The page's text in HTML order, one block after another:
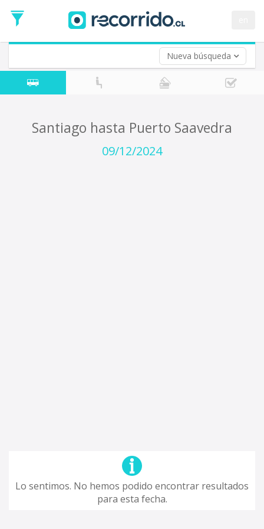
Nueva búsqueda
de
Ida
Vuelta (opcional)
Fecha
de
Santiago hasta Puerto Saavedra
09/12/2024
Lo sentimos. No hemos podido encontrar resultados
para esta fecha.